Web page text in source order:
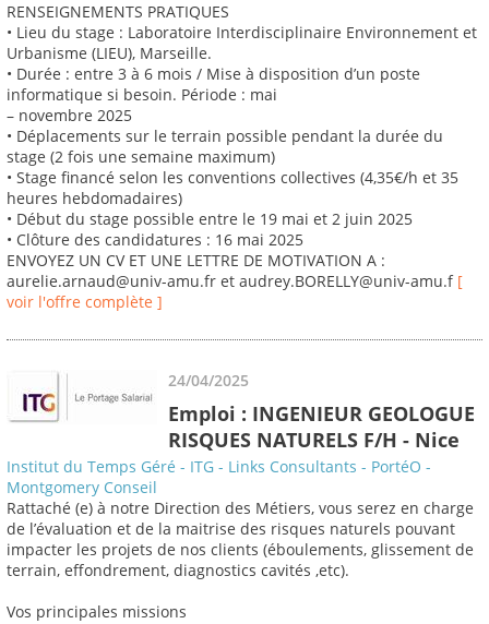
RENSEIGNEMENTS PRATIQUES
• Lieu du stage : Laboratoire Interdisciplinaire Environnement et
Urbanisme (LIEU), Marseille.
• Durée : entre 3 à 6 mois / Mise à disposition d’un poste
informatique si besoin. Période : mai
– novembre 2025
• Déplacements sur le terrain possible pendant la durée du
stage (2 fois une semaine maximum)
• Stage financé selon les conventions collectives (4,35€/h et 35
heures hebdomadaires)
• Début du stage possible entre le 19 mai et 2 juin 2025
• Clôture des candidatures : 16 mai 2025
ENVOYEZ UN CV ET UNE LETTRE DE MOTIVATION A :
aurelie.arnaud@univ-amu.fr et audrey.BORELLY@univ-amu.f [
voir l'offre complète ]
24/04/2025
Emploi : INGENIEUR GEOLOGUE
RISQUES NATURELS F/H - Nice
Institut du Temps Géré - ITG - Links Consultants - PortéO -
Montgomery Conseil
Rattaché (e) à notre Direction des Métiers, vous serez en charge
de l’évaluation et de la maitrise des risques naturels pouvant
impacter les projets de nos clients (éboulements, glissement de
terrain, effondrement, diagnostics cavités ,etc).
Vos principales missions